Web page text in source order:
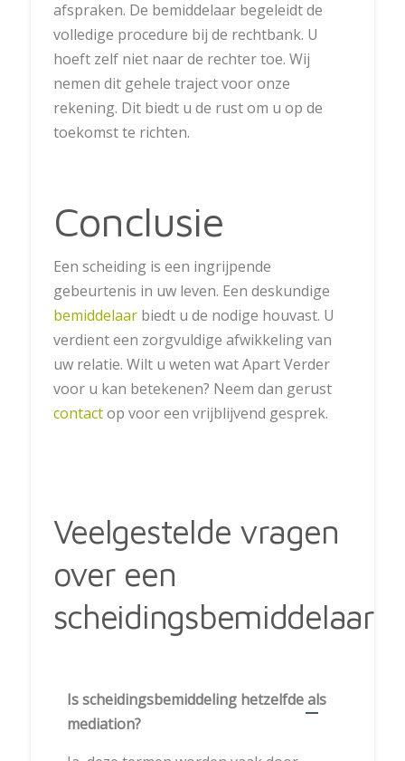
afspraken. De bemiddelaar begeleidt de
volledige procedure bij de rechtbank. U
hoeft zelf niet naar de rechter toe. Wij
nemen dit gehele traject voor onze
rekening. Dit biedt u de rust om u op de
toekomst te richten.
Conclusie
Een scheiding is een ingrijpende
gebeurtenis in uw leven. Een deskundige
bemiddelaarbiedt u de nodige houvast. U
verdient een zorgvuldige afwikkeling van
uw relatie. Wilt u weten wat Apart Verder
voor u kan betekenen? Neem dan gerust
contactop voor een vrijblijvend gesprek.
Veelgestelde vragen
over een
scheidingsbemiddelaar
Is scheidingsbemiddeling hetzelfde als
mediation?